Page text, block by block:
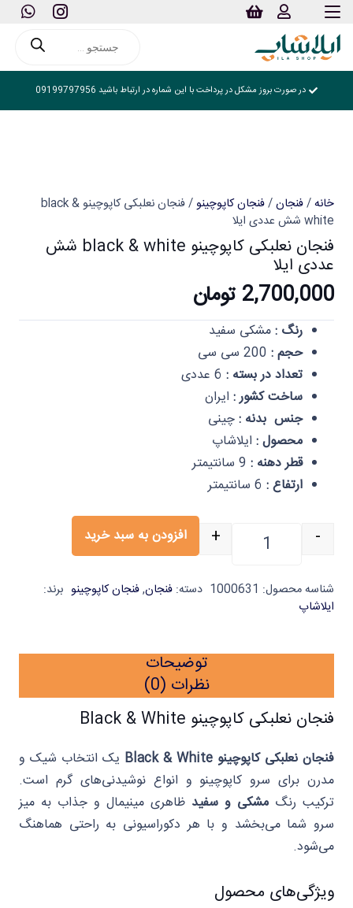
search
در صورت بروز مشکل در پرداخت با این شماره در ارتباط باشید 09199797956
خانه/فنجان/فنجان کاپوچینو
/ فنجان نعلبکی کاپوچینو black &
white شش عددی ایلا
فنجان نعلبکی کاپوچینو black & white شش
عددی ایلا
2,700,000تومان
رنگ :مشکی سفید
حجم :
تعداد در بسته :
ساخت کشور : ایران
جنس بدنه :چینی
محصول : ایلاشاپ
قطر دهنه :
ارتفاع :
فنجان نعلبکی کاپوچینو black & white شش عددی ایلا عدد -
+ افزودن به سبد خرید
شناسه محصول: 1000631 دسته: فنجان,فنجان کاپوچینو برند:
ایلاشاپ
توضیحات
نظرات (0)
فنجان نعلبکی کاپوچینو Black & White
فنجان نعلبکی کاپوچینو Black & White
یک انتخاب شیک و
مدرن برای سرو کاپوچینو و انواع نوشیدنی‌های گرم است.
ترکیب رنگ مشکی و سفید ظاهری مینیمال و جذاب به میز
سرو شما می‌بخشد و با هر دکوراسیونی به راحتی هماهنگ
می‌شود.
ویژگی‌های محصول